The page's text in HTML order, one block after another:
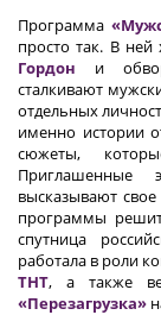
Программа
просто так. В
Гордон и
сталкивают
отдельных
именно истории
сюжеты,
Приглашенные
высказывают
программы
спутница
работала в роли
ТНТ, а также
«Перезагрузка»